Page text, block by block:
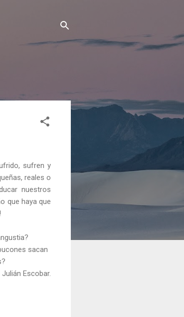
sufren y
reales o
nuestros
que haya que
sacan
Julián Escobar.